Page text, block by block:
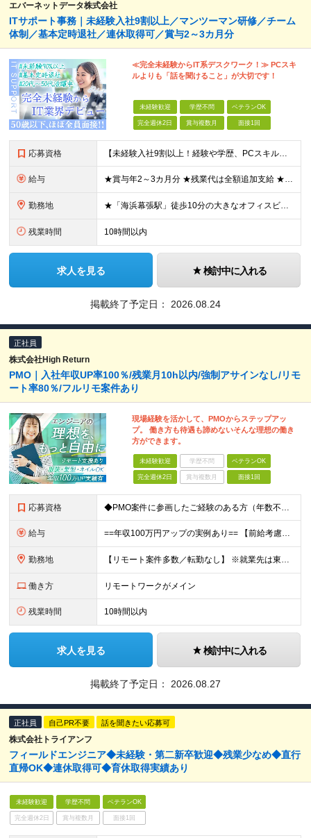
エバーネットデータ株式会社
ITサポート事務｜未経験入社9割以上／マンツーマン研修／チーム
体制／基本定時退社／連休取得可／賞与2～3カ月分
≪完全未経験からIT系デスクワーク！≫ PCスキ
ルよりも「話を聞けること」が大切です！
未経験歓迎 学歴不問 ベテランOK
完全週休2日 賞与複数月 面接1回
応募資格 【未経験入社9割以上！経験や学歴、PCスキルなど不問◎】 ★20代～50代幅広く活躍中！ ★第二新卒・ブランクのある方も歓迎 入社後は隣の席に先輩社員がつき、 マンツーマンで仕事の流れやコツなどをイ
給与 ★賞与年2～3カ月分 ★残業代は全額追加支給 ★手当や祝い金など充実 ★退職金制度もあり、安心して長く働けます！ 月給23万円～30万円＋賞与(※入社2年目から支給) ◎経験・スキル等を考慮のうえ
勤務地 ★「海浜幕張駅」徒歩10分の大きなオフィスビルにあるキレイなオフィス勤務！ 休憩スペースもあります！ ■本社 東京都千代田区五番町12番地 五番町Ｋビル3F ■就業地 海浜幕張駅から徒歩10分のク
残業時間 10時間以内
求人を見る 検討中に入れる
掲載終了予定日： 2026.08.24
正社員
株式会社High Return
PMO｜入社年収UP率100％/残業月10h以内/強制アサインなし/リモ
ート率80％/フルリモ案件あり
現場経験を活かして、PMOからステップアッ
プ。 働き方も待遇も諦めないそんな理想の働き
方ができます。
未経験歓迎 学歴不問 ベテランOK
完全週休2日 賞与複数月 面接1回
応募資格 ◆PMO案件に参画したご経験のある方（年数不問） ◆高卒以上 ＼こんな方にピッタリな環境です／ ◎年収アップなど、正当な評価を受けたい ◎PMなど上流工程へキャリアアップしたい ◎リモートワークを活
給与 ==年収100万円アップの実例あり== 【前給考慮】月給28万円～50万円＋賞与＋決算賞与 ☆別途残業代は全額支給します ※上記金額は、経験、スキル、前職給与を考慮した上で、決定します ※試用期間
勤務地 【リモート案件多数／転勤なし】 ※就業先は東京、神奈川、埼玉、千葉の各プロジェクト先になります ※現状、リモートワーク8割、フルまたはハイブリッド勤務。 一部社員は、案件スタート時など必要に応じて出勤
働き方 リモートワークがメイン
残業時間 10時間以内
求人を見る 検討中に入れる
掲載終了予定日： 2026.08.27
正社員 自己PR不要 話を聞きたい応募可
株式会社トライアンフ
フィールドエンジニア◆未経験・第二新卒歓迎◆残業少なめ◆直行
直帰OK◆連休取得可◆育休取得実績あり
未経験歓迎 学歴不問 ベテランOK
完全週休2日 賞与複数月 面接1回